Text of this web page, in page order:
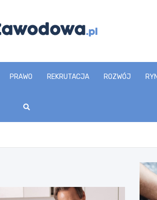
PRAWO REKRUTACJA ROZWÓJ